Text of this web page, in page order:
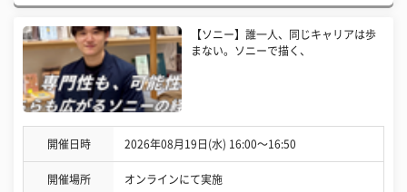
【ソニー】誰一人、同じキャリアは歩
まない。ソニーで描く、
開催日時 2026年08月19日(水) 16:00〜16:50
開催場所 オンラインにて実施